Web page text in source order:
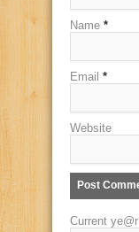
Name *
Email *
Website
Current ye@r